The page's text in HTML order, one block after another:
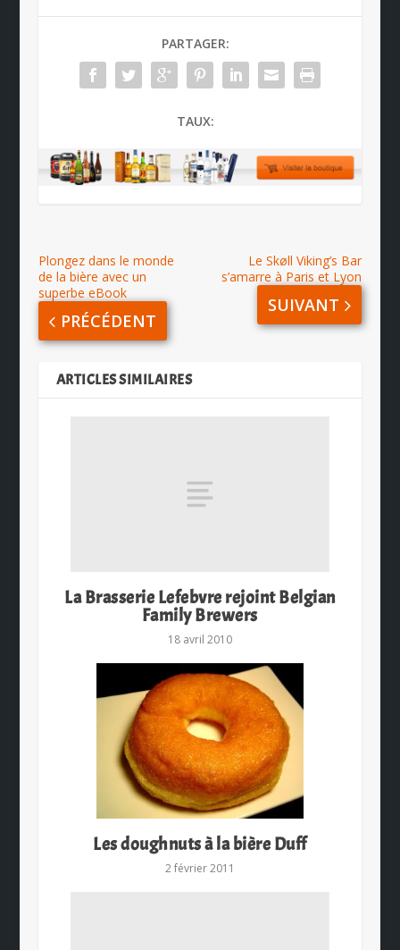
PARTAGER:
TAUX:
Plongez dans le monde
de la bière avec un
superbe eBook
PRÉCÉDENT
Le Skøll Viking’s Bar
s’amarre à Paris et Lyon
SUIVANT
ARTICLES SIMILAIRES
La Brasserie Lefebvre rejoint Belgian
Family Brewers
18 avril 2010
Les doughnuts à la bière Duff
2 février 2011